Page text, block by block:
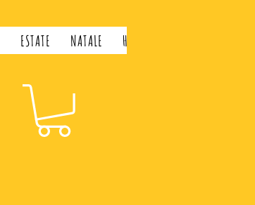
ESTATE NATALE H&H LIFESTYLE